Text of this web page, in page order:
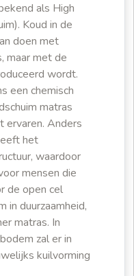
als High
Koud in de
doen met
maar met de
wordt.
een chemisch
matras
ervaren. Anders
het
waardoor
mensen die
de open cel
in duurzaamheid,
matras. In
zal er in
kuilvorming